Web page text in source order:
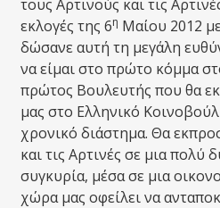
τους Αρτινούς και τις
εκλογές της 6η Μαίου 2012
δώσανε αυτή τη μεγάλη
να είμαι στο πρώτο κόμμα
πρώτος Βουλευτής που θα
μας στο Ελληνικό
χρονικό διάστημα. Θα
και τις Αρτινές σε μια πολύ
συγκυρία, μέσα σε μια
χώρα μας οφείλει να